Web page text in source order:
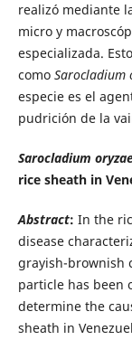
realizó mediante
micro y
especializada.
como Sarocladium
especie es el
pudrición de la
Sarocladium
rice sheath in
Abstract: In the
disease
grayish-brownish
particle has been
determine the
sheath in